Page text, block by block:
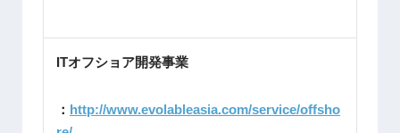
ITオフショア開発事業
： http://www.evolableasia.com/service/offsho